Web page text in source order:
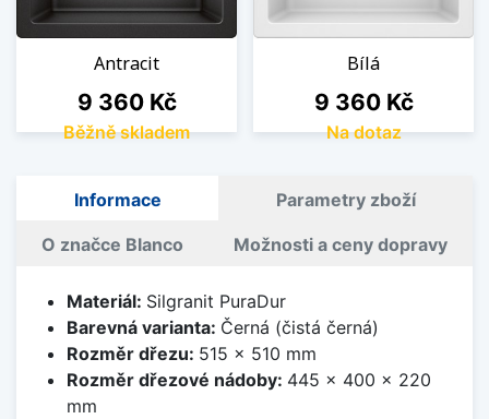
Antracit
Cena
9 360 Kč
Běžně skladem
Bílá
Cena
9 360 Kč
Na dotaz
Informace Parametry zboží
O značce Blanco Možnosti a ceny dopravy
Materiál: Silgranit PuraDur
Barevná varianta: Černá (čistá černá)
Rozměr dřezu: 515 x 510 mm
Rozměr dřezové nádoby: 445 x 400 x 220
mm